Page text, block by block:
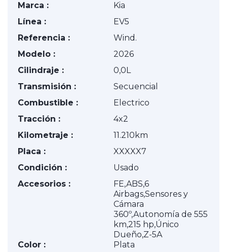
Marca :
Kia
Línea :
EV5
Referencia :
Wind.
Modelo :
2026
Cilindraje :
0,0L
Transmisión :
Secuencial
Combustible :
Electrico
Tracción :
4x2
Kilometraje :
11.210km
Placa :
XXXXX7
Condición :
Usado
Accesorios :
FE,ABS,6
Airbags,Sensores y
Cámara
360º,Autonomía de 555
km,215 hp,Único
Dueño,Z-5A
Color :
Plata